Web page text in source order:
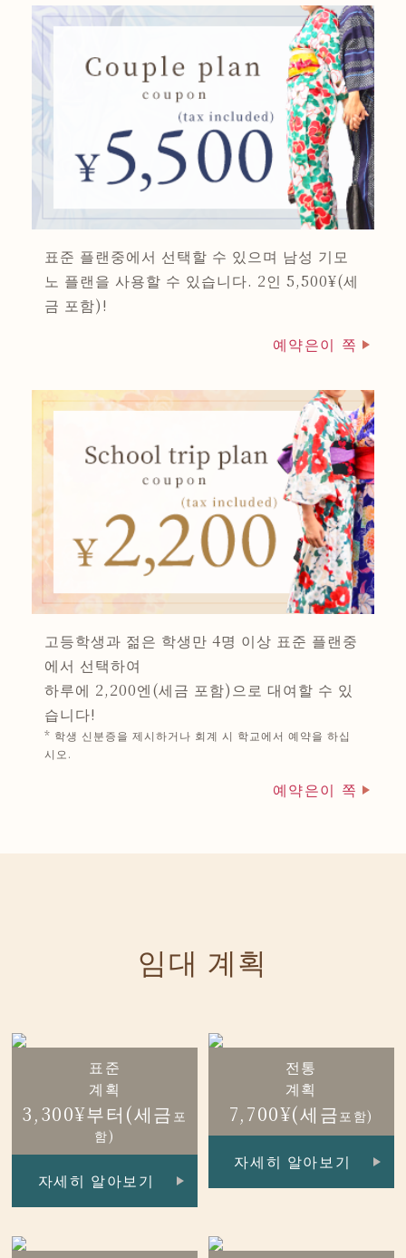
표준 플랜중에서 선택할 수 있으며 남성 기모
노 플랜을 사용할 수 있습니다. 2인 5,500¥(세
금 포함)!
예약은이 쪽
고등학생과 젊은 학생만 4명 이상 표준 플랜중
에서 선택하여
하루에 2,200엔(세금 포함)으로 대여할 수 있
습니다!
* 학생 신분증을 제시하거나 회계 시 학교에서 예약을 하십
시오.
예약은이 쪽
임대 계획
표준
계획
3,300¥부터(세금 포
함)
자세히 알아보기
전통
계획
7,700¥(세금 포함)
자세히 알아보기